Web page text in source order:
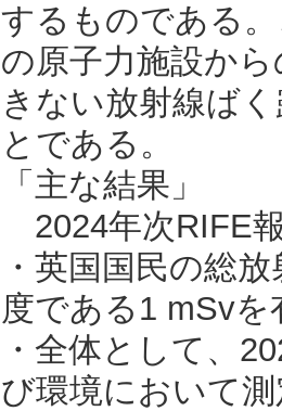
するものである
の原子力施設か
きない放射線ば
とである。
「主な結果」
2024年次RIFE
・英国国民の総
度である1 mSv
・全体として、
び環境において